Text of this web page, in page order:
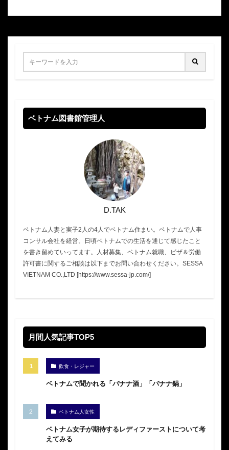
ベトナム図書館管理人
D.TAK
ベトナム人妻と実子2人の4人でベトナム住まい。ベトナムで人事
コンサル会社を経営。日頃ベトナムでの生活を通じて感じたこと
を書き留めていってます。人材募集、ベトナム就職、ビザ＆労働
許可書に関するご相談は以下までお問い合わせください。SESSA
VIETNAM CO.,LTD [https://www.sessa-jp.com/]
月間人気記事TOP5
飲食・レジャー
ベトナムで聞かれる「バナナ酒」「バナナ鍋」
ベトナム人女性
ベトナム女子が期待するレディファーストについて考
えてみる